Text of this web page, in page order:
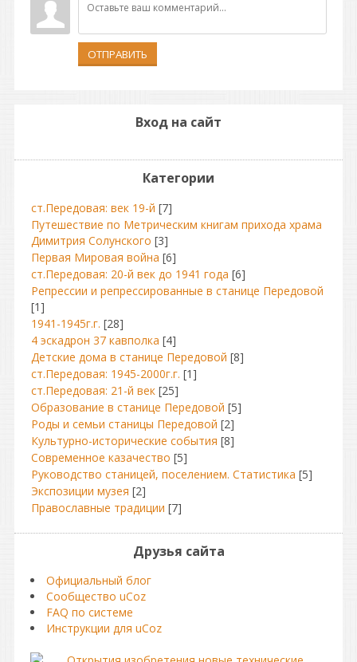
ОТПРАВИТЬ
Вход на сайт
Категории
ст.Передовая: век 19-й [7]
Путешествие по Метрическим книгам прихода храма
Димитрия Солунского [3]
Первая Мировая война [6]
ст.Передовая: 20-й век до 1941 года [6]
Репрессии и репрессированные в станице Передовой
[1]
1941-1945г.г. [28]
4 эскадрон 37 кавполка [4]
Детские дома в станице Передовой [8]
ст.Передовая: 1945-2000г.г. [1]
ст.Передовая: 21-й век [25]
Образование в станице Передовой [5]
Роды и семьи станицы Передовой [2]
Культурно-исторические события [8]
Современное казачество [5]
Руководство станицей, поселением. Статистика [5]
Экспозиции музея [2]
Православные традиции [7]
Друзья сайта
Официальный блог
Сообщество uCoz
FAQ по системе
Инструкции для uCoz